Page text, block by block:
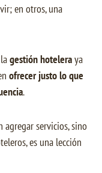
en otros, una
gestión hoteleraya
ofrecer justo lo que
.
agregar servicios, sino
es una lección